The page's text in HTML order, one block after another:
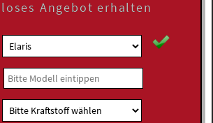
Angebot erhalten